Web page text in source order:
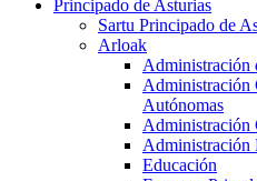
Principado de Asturias
Sartu Principado de
Arloak
Administración
Administración
Autónomas
Administración
Administración
Educación